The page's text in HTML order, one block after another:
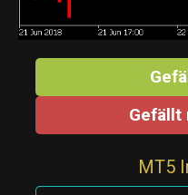
Gefällt
MT5